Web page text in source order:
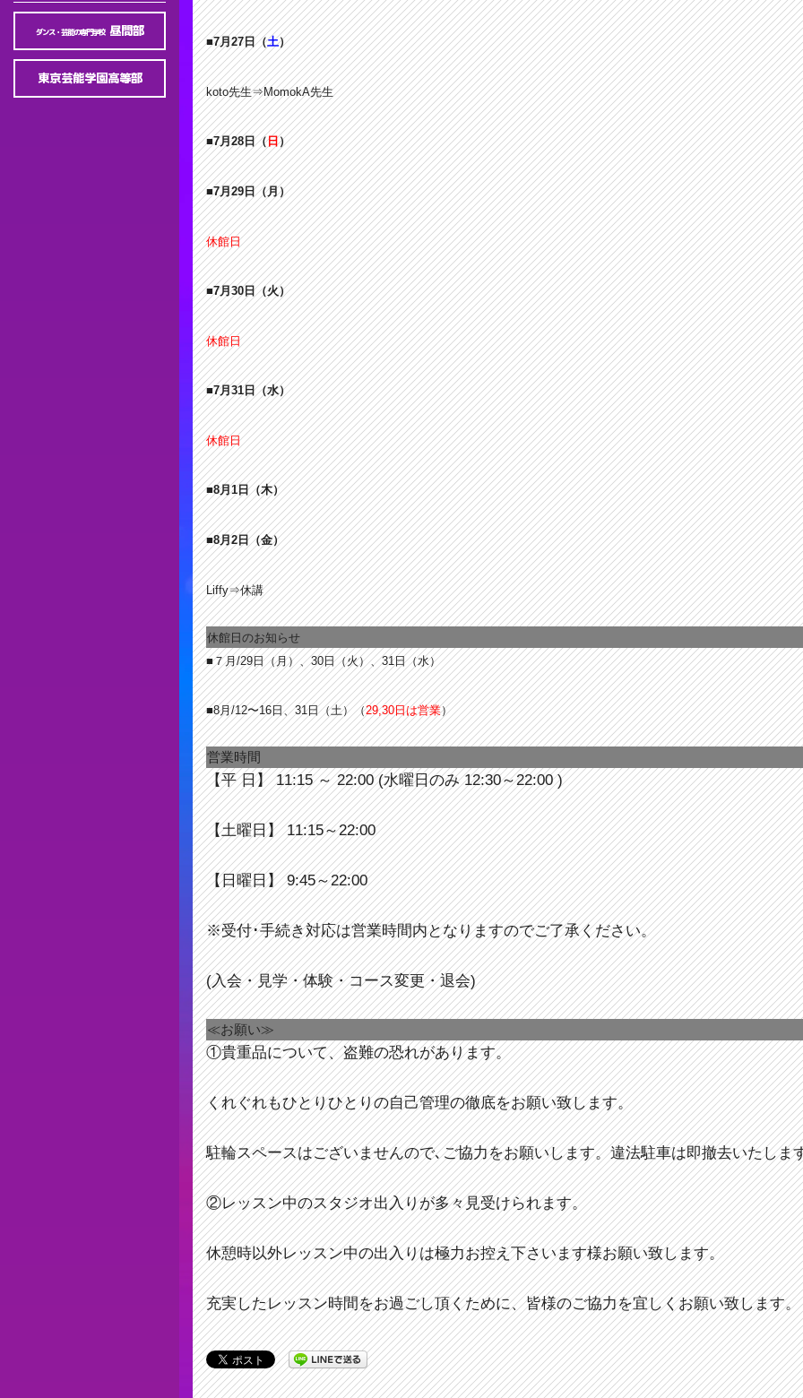
ダンス・芸能の専門学校 昼間部
東京芸能学園高等部
■7月27日（土）
koto先生⇒MomokA先生
■7月28日（日）
■7月29日（月）
休館日
■7月30日（火）
休館日
■7月31日（水）
休館日
■8月1日（木）
■8月2日（金）
Liffy⇒休講
休館日のお知らせ
■７月/29日（月）、30日（火）、31日（水）
■8月/12〜16日、31日（土）（29,30日は営業）
営業時間
【平 日】 11:15 ～ 22:00 (水曜日のみ 12:30～22:00 )
【土曜日】 11:15～22:00
【日曜日】 9:45～22:00
※受付･手続き対応は営業時間内となりますのでご了承ください。
(入会・見学・体験・コース変更・退会)
≪お願い≫
①貴重品について、盗難の恐れがあります。
くれぐれもひとりひとりの自己管理の徹底をお願い致します。
駐輪スペースはございませんので､ご協力をお願いします。違法駐車は即撤去いたしま
②レッスン中のスタジオ出入りが多々見受けられます。
休憩時以外レッスン中の出入りは極力お控え下さいます様お願い致します。
充実したレッスン時間をお過ごし頂くために、皆様のご協力を宜しくお願い致します。